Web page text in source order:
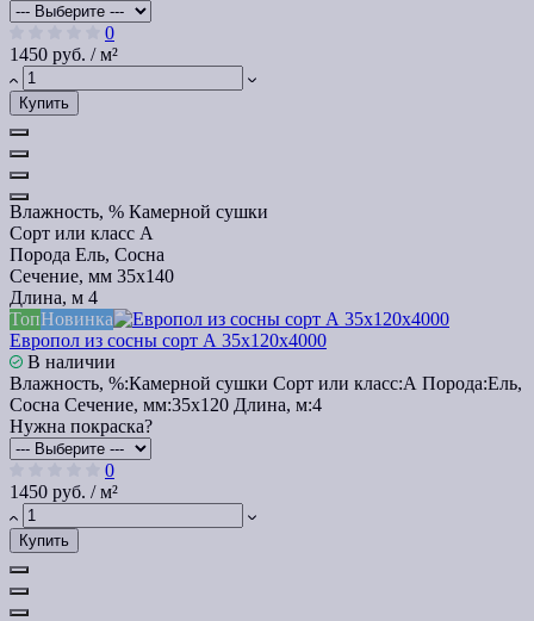
0
1450 руб. / м²
Купить
Влажность, % Камерной сушки
Сорт или класс А
Порода Ель, Сосна
Сечение, мм 35x140
Длина, м 4
ТопНовинка
Европол из сосны сорт А 35х120х4000
В наличии
Влажность, %:Камерной сушки Сорт или класс:А Порода:Ель,
Сосна Сечение, мм:35x120 Длина, м:4
Нужна покраска?
0
1450 руб. / м²
Купить